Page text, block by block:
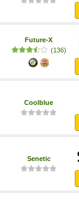
Future-X
(136)
Coolblue
Senetic